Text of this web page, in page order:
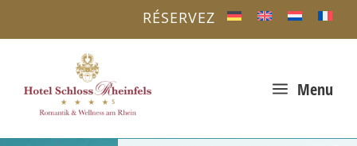
a Menu
RÉSERVEZ